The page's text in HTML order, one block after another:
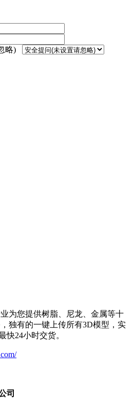
略)
为您提供树脂、尼龙、金属等十
独有的一键上传所有3D模型，实
快24小时交货。
司